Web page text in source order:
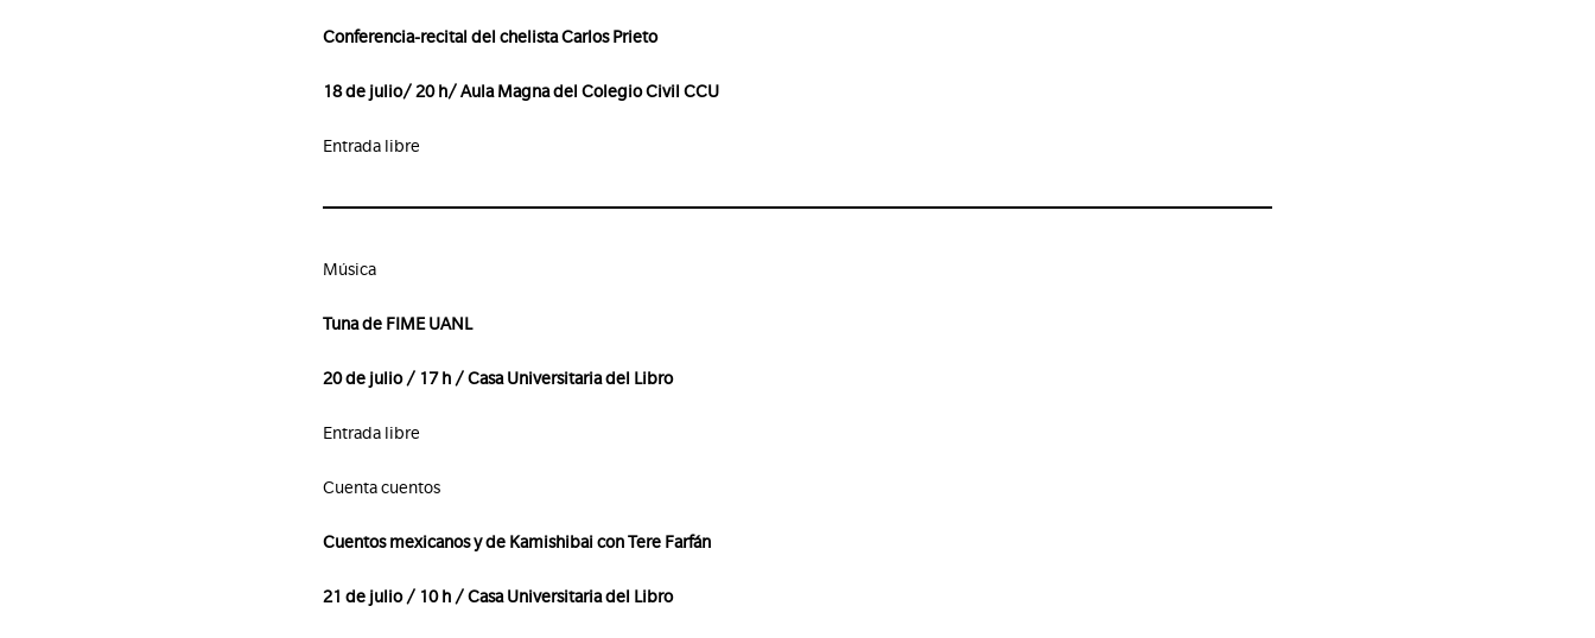
Conferencia-recital del chelista Carlos Prieto
18 de julio/ 20 h/ Aula Magna del Colegio Civil CCU
Entrada libre
Música
Tuna de FIME UANL
20 de julio / 17 h / Casa Universitaria del Libro
Entrada libre
Cuenta cuentos
Cuentos mexicanos y de Kamishibai con Tere Farfán
21 de julio / 10 h / Casa Universitaria del Libro